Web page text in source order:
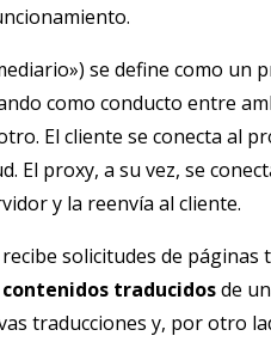
se define como un
como conducto entre
El cliente se conecta al
El proxy, a su vez, se
y la reenvía al cliente.
solicitudes de páginas
contenidos traducidosde
traducciones y, por otro